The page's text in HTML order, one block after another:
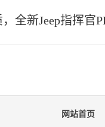
全新Jeep指挥官
网站首页